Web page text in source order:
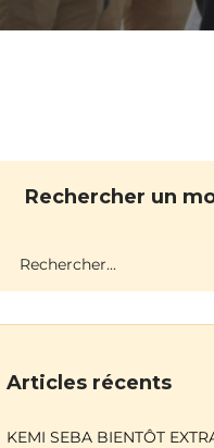
Rechercher un
Articles récents
KEMI SEBA BIENTÔT